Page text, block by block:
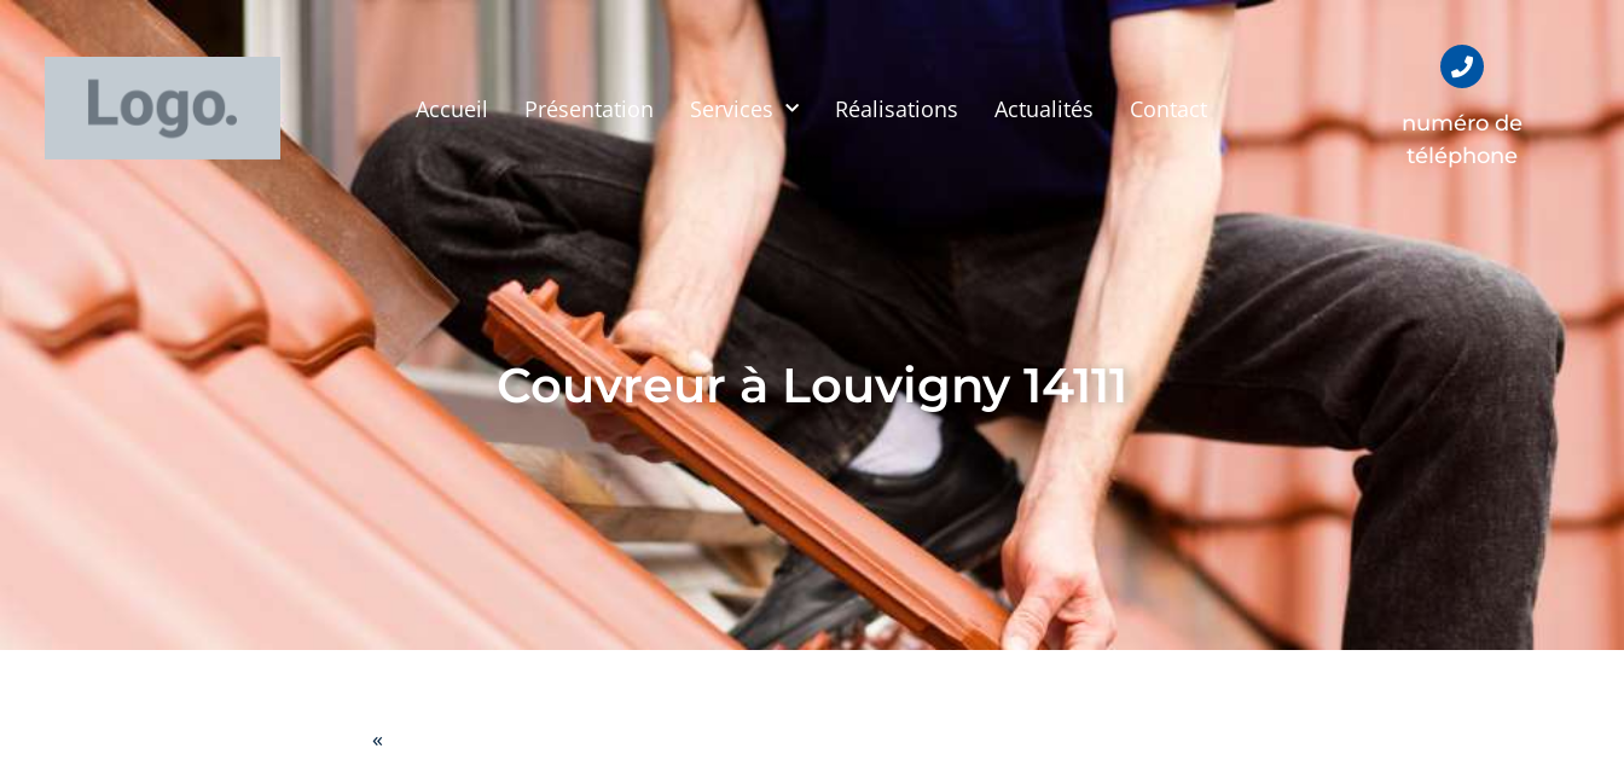
Accueil Présentation Services Réalisations Actualités Contact
numéro de
téléphone
Couvreur à Louvigny 14111
«